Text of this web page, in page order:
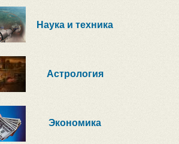
Наука и техника
Астрология
Экономика